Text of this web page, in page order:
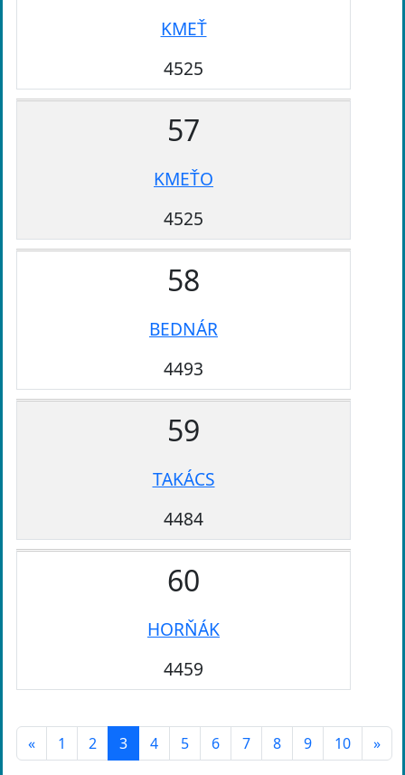
KMEŤ
4525
57
KMEŤO
4525
58
BEDNÁR
4493
59
TAKÁCS
4484
60
HORŇÁK
4459
« 1 2 3 4 5 6 7 8 9 10 »